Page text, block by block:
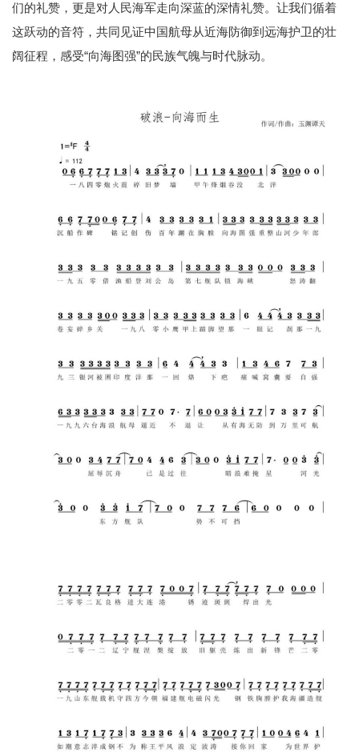
们的礼赞，更是对人民海军走向深蓝的深情礼赞。让我们循着
这跃动的音符，共同见证中国航母从近海防御到远海护卫的壮
阔征程，感受“向海图强”的民族气魄与时代脉动。